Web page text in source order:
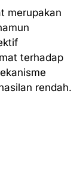
merupakan
terhadap
rendah.